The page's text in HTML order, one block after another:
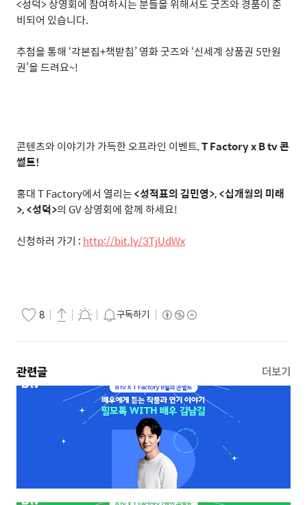
<성덕> 상영회에 참여하시는 분들을 위해서도 굿즈와 경품이 준
비되어 있습니다.
추첨을 통해 ‘각본집+책받침’영화 굿즈와‘신세계 상품권 5만원
권’을 드려요~!
콘텐츠와 이야기가 가득한 오프라인 이벤트,T Factory x B tv콘
썰트!
홍대T Factory에서 열리는<성적표의 김민영>, <십개월의 미래
>, <성덕>의 GV상영회에 함께 하세요!
신청하러 가기 : http://bit.ly/3TjUdWx
8 구독하기
관련글 더보기